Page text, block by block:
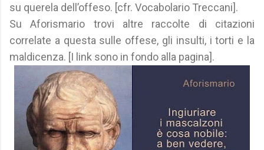
su querela dell’offeso. [cfr. Vocabolario Treccani].
Su Aforismario trovi altre raccolte di citazioni
correlate a questa sulle offese, gli insulti, i torti e la
maldicenza. [I link sono in fondo alla pagina].